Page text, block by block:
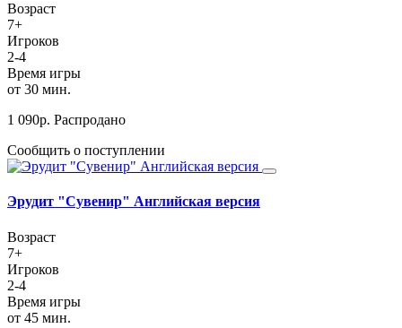
Возраст
7+
Игроков
2-4
Время игры
от 30 мин.
1 090р. Распродано
Сообщить о поступлении
Эрудит "Сувенир" Английская версия
Возраст
7+
Игроков
2-4
Время игры
от 45 мин.